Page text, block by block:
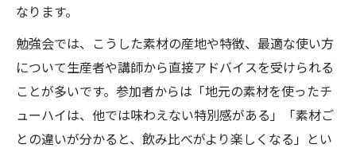
なります。
勉強会では、こうした素材の産地や特徴、最適な使い方
について生産者や講師から直接アドバイスを受けられる
ことが多いです。参加者からは「地元の素材を使ったチ
ューハイは、他では味わえない特別感がある」「素材ご
との違いが分かると、飲み比べがより楽しくなる」とい